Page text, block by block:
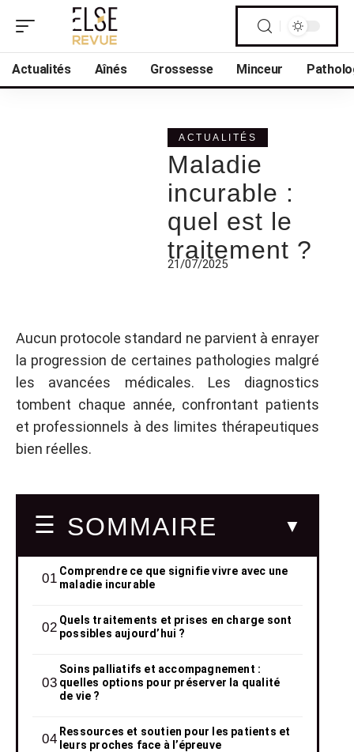
Actualités Aînés Grossesse Minceur
ACTUALITÉS
Maladie
incurable :
quel est le
traitement ?
21/07/2025
Aucun protocole standard ne parvient à enrayer
la progression de certaines pathologies malgré
les avancées médicales. Les diagnostics
tombent chaque année, confrontant patients
et professionnels à des limites thérapeutiques
bien réelles.
SOMMAIRE
Comprendre ce que signifie vivre avec une
maladie incurable
Quels traitements et prises en charge sont
possibles aujourd’hui ?
Soins palliatifs et accompagnement :
quelles options pour préserver la qualité
de vie ?
Ressources et soutien pour les patients et
leurs proches face à l’épreuve